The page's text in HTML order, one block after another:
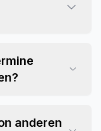
anderen